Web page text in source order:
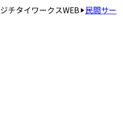
ジチタイワークスWEB 民間サー